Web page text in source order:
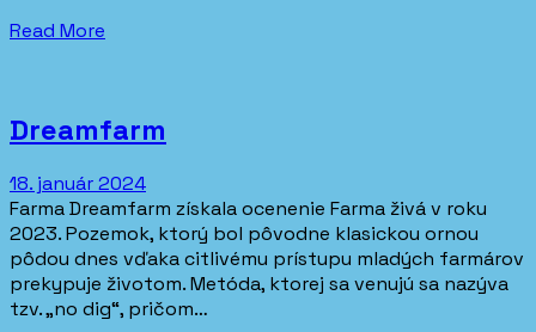
Read More
Dreamfarm
18. január 2024
Farma Dreamfarm získala ocenenie Farma živá v roku
2023. Pozemok, ktorý bol pôvodne klasickou ornou
pôdou dnes vďaka citlivému prístupu mladých farmárov
prekypuje životom. Metóda, ktorej sa venujú sa nazýva
tzv. „no dig“, pričom…